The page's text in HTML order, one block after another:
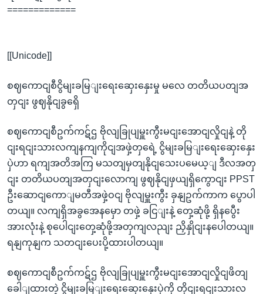
=============
[[Unicode]]
စဈကောငျစီငွိမျးခမြျးရေးဆှေးနှေးမှု မလေ တတိယပတျအ
တှငျး ဖွဈနိုငျခွရှေိ
စဈကောငျစီဥက်ကဋ်ဌ ဗိုလျခြုပျမှူးကွီးမငျးအောငျလှိုငျနဲ့ တို
ငျးရငျးသားလကျနကျကိုငျအဖှဲ့တှရေဲ့ ငွိမျးခမြျးရေးဆှေးနှေး
ပှဲဟာ ရကျအတိအကြ မသတျမှတျနိုငျသေးပမေယ့ျ ဒီလအတှ
ငျး တတိယပတျအတှငျးလောကျ ဖွဈနိုငျဖှယျရှိကွောငျး PPST
ဦးဆောငျကောျမတီအဖှဲ့ဝငျ ဗိုလျမှူးကွီး ခှနျဥက်ကာက ပွောပါ
တယျ။ လကျရှိအခွအေနမှော တဖှဲ့ ခငြျးနဲ့ တှေ့ဆုံဖို့ ရှိနပွေီး
အားလုံးနဲ့ စုပေါငျးတှေ့ဆုံဖို့အတှကျလညျး ညှိနှိုငျးနပေါတယျ။
ရနျကုနျက သတငျးပေးပို့ထားပါတယျ။
စဈကောငျစီဥက်ကဋ်ဌ ဗိုလျခြုပျမှူးကွီးမငျးအောငျလှိုငျဖိတျ
ခေါျထားတဲ့ ငွိမျးခမြျးရေးဆှေးနှေးပှဲကို တိုငျးရငျးသားလ